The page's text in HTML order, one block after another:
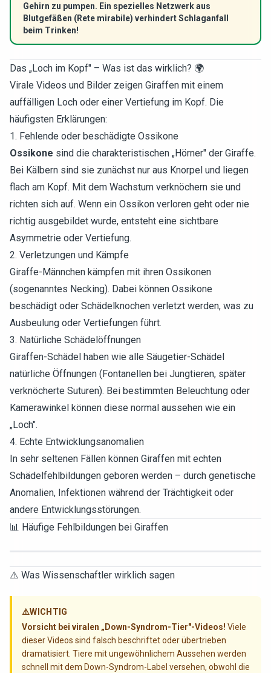
Gehirn zu pumpen. Ein spezielles Netzwerk aus
Blutgefäßen (Rete mirabile) verhindert Schlaganfall
beim Trinken!
Das „Loch im Kopf" – Was ist das wirklich? 🌍
Virale Videos und Bilder zeigen Giraffen mit einem
auffälligen Loch oder einer Vertiefung im Kopf. Die
häufigsten Erklärungen:
1. Fehlende oder beschädigte Ossikone
Ossikone sind die charakteristischen „Hörner" der Giraffe.
Bei Kälbern sind sie zunächst nur aus Knorpel und liegen
flach am Kopf. Mit dem Wachstum verknöchern sie und
richten sich auf. Wenn ein Ossikon verloren geht oder nie
richtig ausgebildet wurde, entsteht eine sichtbare
Asymmetrie oder Vertiefung.
2. Verletzungen und Kämpfe
Giraffe-Männchen kämpfen mit ihren Ossikonen
(sogenanntes Necking). Dabei können Ossikone
beschädigt oder Schädelknochen verletzt werden, was zu
Ausbeulung oder Vertiefungen führt.
3. Natürliche Schädelöffnungen
Giraffen-Schädel haben wie alle Säugetier-Schädel
natürliche Öffnungen (Fontanellen bei Jungtieren, später
verknöcherte Suturen). Bei bestimmten Beleuchtung oder
Kamerawinkel können diese normal aussehen wie ein
„Loch".
4. Echte Entwicklungsanomalien
In sehr seltenen Fällen können Giraffen mit echten
Schädelfehlbildungen geboren werden – durch genetische
Anomalien, Infektionen während der Trächtigkeit oder
andere Entwicklungsstörungen.
📊 Häufige Fehlbildungen bei Giraffen
⚠️ Was Wissenschaftler wirklich sagen
⚠️WICHTIG
Vorsicht bei viralen „Down-Syndrom-Tier"-Videos! Viele
dieser Videos sind falsch beschriftet oder übertrieben
dramatisiert. Tiere mit ungewöhnlichem Aussehen werden
schnell mit dem Down-Syndrom-Label versehen, obwohl die